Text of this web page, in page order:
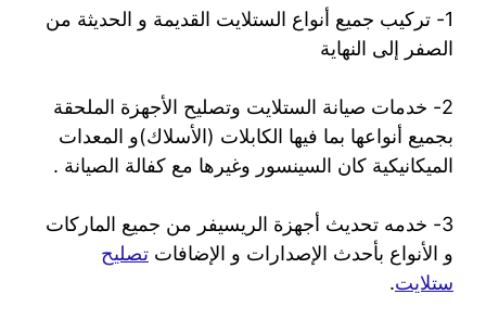
1- تركيب جميع أنواع الستلايت القديمة و الحديثة من
الصفر إلى النهاية
2- خدمات صيانة الستلايت وتصليح الأجهزة الملحقة
بجميع أنواعها بما فيها الكابلات (الأسلاك)و المعدات
الميكانيكية كان السينسور وغيرها مع كفالة الصيانة .
3- خدمه تحديث أجهزة الريسيفر من جميع الماركات
و الأنواع بأحدث الإصدارات و الإضافات تصليح
ستلايت.